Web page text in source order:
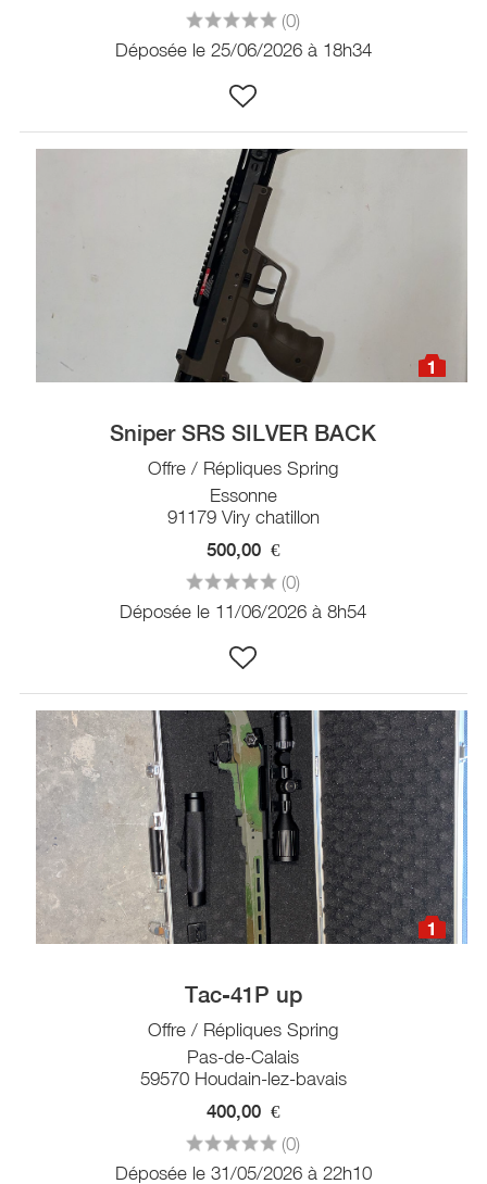
(0)
Déposée le 25/06/2026 à 18h34
1
Sniper SRS SILVER BACK
Offre / Répliques Spring
Essonne
91179 Viry chatillon
500,00 €
(0)
Déposée le 11/06/2026 à 8h54
1
Tac-41P up
Offre / Répliques Spring
Pas-de-Calais
59570 Houdain-lez-bavais
400,00 €
(0)
Déposée le 31/05/2026 à 22h10